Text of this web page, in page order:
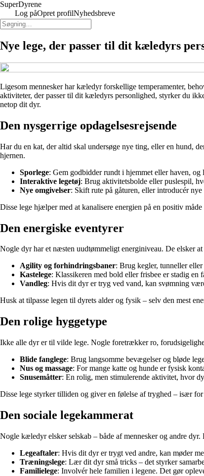
SuperDyrene
Log påOpret profilNyhedsbreve
Nye lege, der passer til dit kæledyrs
Ligesom mennesker har kæledyr forskellige temperamenter,
aktiviteter, der passer til dit kæledyrs personlighed, styrker du
netop dit dyr.
Den nysgerrige opdagelsesrejsende
Har du en kat, der altid skal undersøge nye ting, eller en hund,
hjernen.
Sporlege: Gem godbidder rundt i hjemmet eller haven,
Interaktive legetøj: Brug aktivitetsbolde eller puslespil,
Nye omgivelser: Skift rute på gåturen, eller introducér
Disse lege hjælper med at kanalisere energien på en positiv
Den energiske eventyrer
Nogle dyr har et næsten uudtømmeligt energiniveau. De elsker
Agility og forhindringsbaner: Brug kegler, tunneller
Kastelege: Klassikeren med bold eller frisbee er stadig
Vandleg: Hvis dit dyr er tryg ved vand, kan svømning
Husk at tilpasse legen til dyrets alder og fysik – selv den mest
Den rolige hyggetype
Ikke alle dyr er til vilde lege. Nogle foretrækker ro,
Blide fanglege: Brug langsomme bevægelser og bløde
Nus og massage: For mange katte og hunde er fysisk
Snusemåtter: En rolig, men stimulerende aktivitet, hvor
Disse lege styrker tilliden og giver en følelse af tryghed – især
Den sociale legekammerat
Nogle kæledyr elsker selskab – både af mennesker og andre
Legeaftaler: Hvis dit dyr er trygt ved andre, kan møder
Træningslege: Lær dit dyr små tricks – det styrker
Familielege: Involvér hele familien i legene. Det gør